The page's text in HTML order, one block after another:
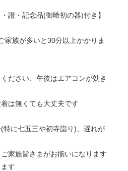
記念品(御喰初の器)付き】
族が多いと30分以上かかりま
ださい、午後はエアコンが効き
は無くても大丈夫です
に七五三や初寺詣り)、遅れが
家族皆さまがお揃いになります
す